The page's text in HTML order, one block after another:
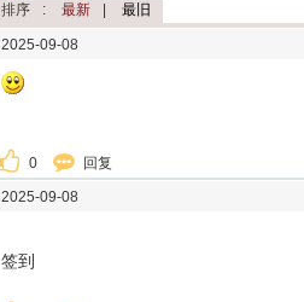
排序 : 最新 最旧
2025-09-08
0 回复
2025-09-08
签到